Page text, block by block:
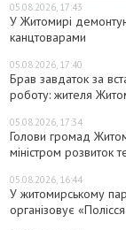
05.08.2026, 17:43
У Житомирі
канцтоварами
05.08.2026, 17:40
Брав завдаток за
роботу: жителя
05.08.2026, 17:34
Голови громад
міністром розвиток
05.08.2026, 16:44
У житомирському
організовує